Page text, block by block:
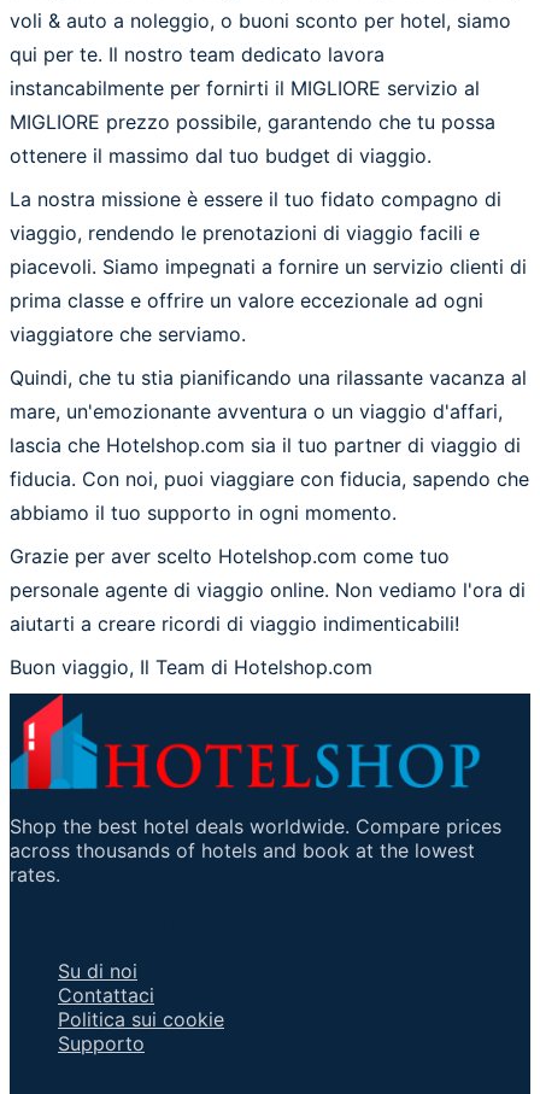
voli & auto a noleggio, o buoni sconto per hotel, siamo
qui per te. Il nostro team dedicato lavora
instancabilmente per fornirti il MIGLIORE servizio al
MIGLIORE prezzo possibile, garantendo che tu possa
ottenere il massimo dal tuo budget di viaggio.
La nostra missione è essere il tuo fidato compagno di
viaggio, rendendo le prenotazioni di viaggio facili e
piacevoli. Siamo impegnati a fornire un servizio clienti di
prima classe e offrire un valore eccezionale ad ogni
viaggiatore che serviamo.
Quindi, che tu stia pianificando una rilassante vacanza al
mare, un'emozionante avventura o un viaggio d'affari,
lascia che Hotelshop.com sia il tuo partner di viaggio di
fiducia. Con noi, puoi viaggiare con fiducia, sapendo che
abbiamo il tuo supporto in ogni momento.
Grazie per aver scelto Hotelshop.com come tuo
personale agente di viaggio online. Non vediamo l'ora di
aiutarti a creare ricordi di viaggio indimenticabili!
Buon viaggio, Il Team di Hotelshop.com
Shop the best hotel deals worldwide. Compare prices
across thousands of hotels and book at the lowest
rates.
Su di noi
Contattaci
Politica sui cookie
Supporto